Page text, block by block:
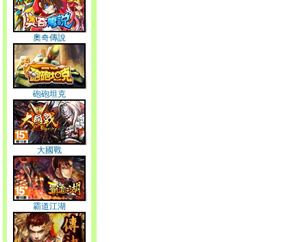
奧奇傳說
砲砲坦克
大國戰
霸道江湖